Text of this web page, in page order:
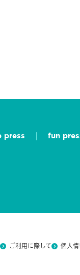
press fun
ご利用に際して 個人